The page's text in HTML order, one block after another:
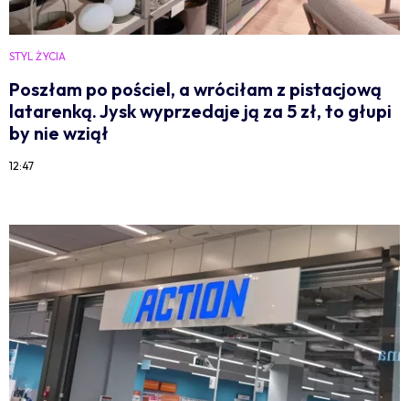
STYL ŻYCIA
Poszłam po pościel, a wróciłam z pistacjową
latarenką. Jysk wyprzedaje ją za 5 zł, to głupi
by nie wziął
12:47